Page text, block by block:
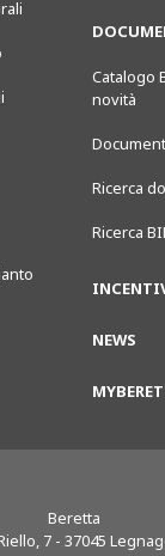
Catalogo
novità
Ricerca
Ricerca
NEWS
Beretta
7 - 37045